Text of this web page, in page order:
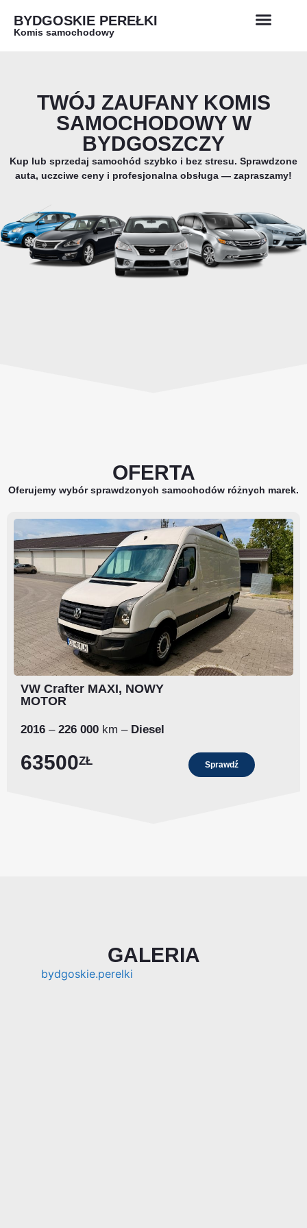
BYDGOSKIE PEREŁKI
Komis samochodowy
TWÓJ ZAUFANY KOMIS
SAMOCHODOWY W
BYDGOSZCZY
Kup lub sprzedaj samochód szybko i bez stresu. Sprawdzone
auta, uczciwe ceny i profesjonalna obsługa — zapraszamy!
OFERTA
Oferujemy wybór sprawdzonych samochodów różnych marek.
VW Crafter MAXI, NOWY
MOTOR
2016 – 226 000 km – Diesel
63500ZŁ Sprawdź
GALERIA
bydgoskie.perelki